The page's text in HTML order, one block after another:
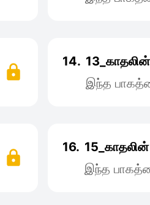
14.
இந்த
16.
இந்த